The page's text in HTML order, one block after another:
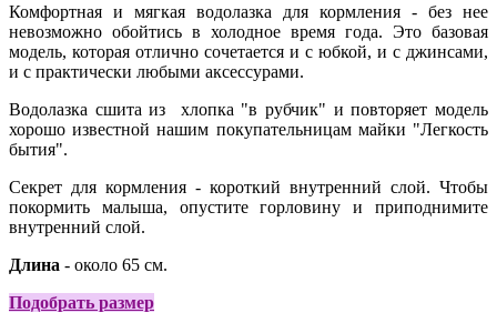
Комфортная и мягкая водолазка для кормления - без нее
невозможно обойтись в холодное время года. Это базовая
модель, которая отлично сочетается и с юбкой, и с джинсами,
и с практически любыми аксессурами.
Водолазка сшита из хлопка "в рубчик" и повторяет модель
хорошо известной нашим покупательницам майки "Легкость
бытия".
Секрет для кормления - короткий внутренний слой. Чтобы
покормить малыша, опустите горловину и приподнимите
внутренний слой.
Длина - около 65 см.
Подобрать размер